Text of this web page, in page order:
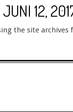
JUNI 12,
the site archives